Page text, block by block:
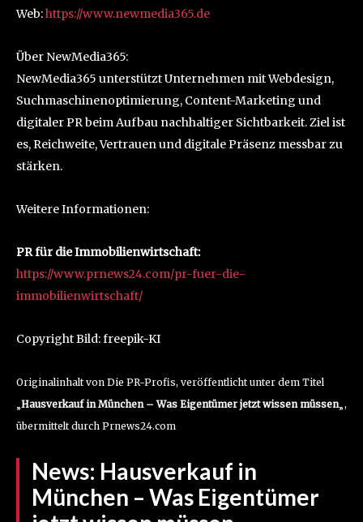
Web:https://www.newmedia365.de
Über NewMedia365:
NewMedia365 unterstützt Unternehmen mit Webdesign,
Suchmaschinenoptimierung, Content-Marketing und
digitaler PR beim Aufbau nachhaltiger Sichtbarkeit. Ziel ist
es, Reichweite, Vertrauen und digitale Präsenz messbar zu
stärken.
Weitere Informationen:
PR für die Immobilienwirtschaft:
https://www.prnews24.com/pr-fuer-die-
immobilienwirtschaft/
Copyright Bild: freepik-KI
Originalinhalt von Die PR-Profis, veröffentlicht unter dem Titel
„Hausverkauf in München – Was Eigentümer jetzt wissen müssen„,
übermittelt durch Prnews24.com
News: Hausverkauf in
München – Was Eigentümer